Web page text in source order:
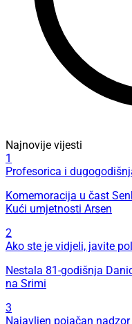
Najnovije vijesti
1
Profesorica i
Komemoracija u čast
Kući umjetnosti Arsen
2
Ako ste je vidjeli, javite
Nestala 81-godišnja
na Srimi
3
Najavljen pojačan nadzor